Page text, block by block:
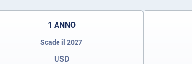
1 ANNO
Scade il 2027
USD